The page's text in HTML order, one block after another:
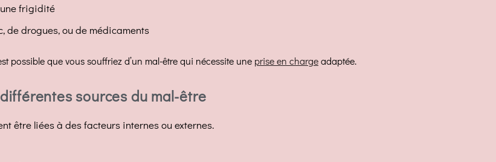
frigidité
de drogues, ou de médicaments
possible que vous souffriez d’un mal-être qui nécessite une prise en chargeadaptée.
sources du mal-être
être liées à des facteurs internes ou externes.